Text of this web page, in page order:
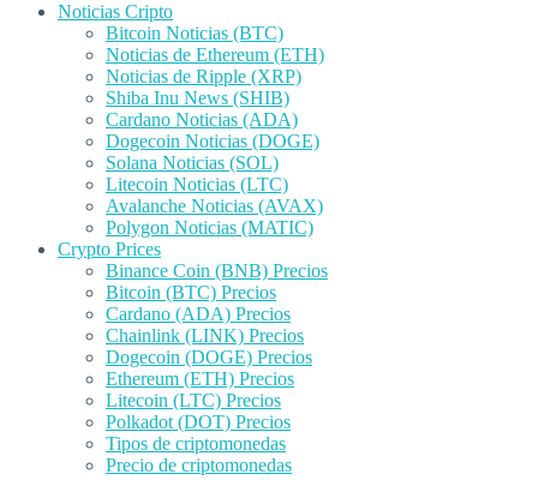
Noticias Cripto
Bitcoin Noticias (BTC)
Noticias de Ethereum (ETH)
Noticias de Ripple (XRP)
Shiba Inu News (SHIB)
Cardano Noticias (ADA)
Dogecoin Noticias (DOGE)
Solana Noticias (SOL)
Litecoin Noticias (LTC)
Avalanche Noticias (AVAX)
Polygon Noticias (MATIC)
Crypto Prices
Binance Coin (BNB) Precios
Bitcoin (BTC) Precios
Cardano (ADA) Precios
Chainlink (LINK) Precios
Dogecoin (DOGE) Precios
Ethereum (ETH) Precios
Litecoin (LTC) Precios
Polkadot (DOT) Precios
Tipos de criptomonedas
Precio de criptomonedas